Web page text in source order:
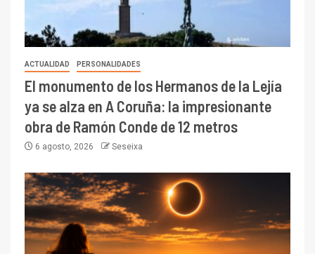
ACTUALIDAD PERSONALIDADES
El monumento de los Hermanos de la Lejía
ya se alza en A Coruña: la impresionante
obra de Ramón Conde de 12 metros
6 agosto, 2026 Seseixa